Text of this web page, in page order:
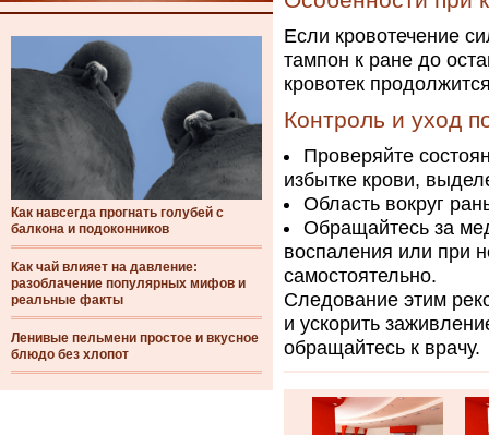
Как навсегда прогнать голубей с
балкона и подоконников
Как чай влияет на давление:
разоблачение популярных мифов и
реальные факты
Ленивые пельмени простое и вкусное
блюдо без хлопот
Если кровотечение
тампон к ране до
кровотек
Контроль и уход
Проверяйте
избытке крови,
Область вокруг
Обращайтесь за
воспаления или при
самостоятельно.
Следование этим
и ускорить
обращайтесь к врачу.